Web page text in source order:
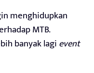
menghidupkan
MTB.
banyak lagievent